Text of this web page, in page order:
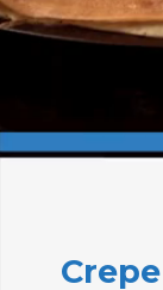
Crepe